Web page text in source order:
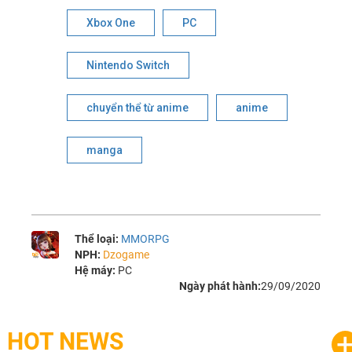
Xbox One PC
Nintendo Switch
chuyển thể từ anime anime
manga
Thể loại: MMORPG
NPH: Dzogame
Hệ máy: PC
Ngày phát hành:29/09/2020
HOT NEWS